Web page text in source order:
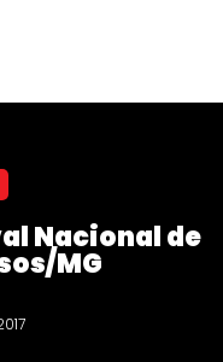
Nacional de
MG